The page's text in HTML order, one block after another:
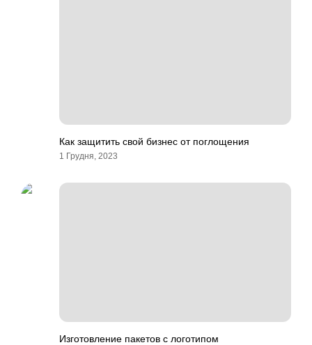
Как защитить свой бизнес от поглощения
1 Грудня, 2023
Изготовление пакетов с логотипом